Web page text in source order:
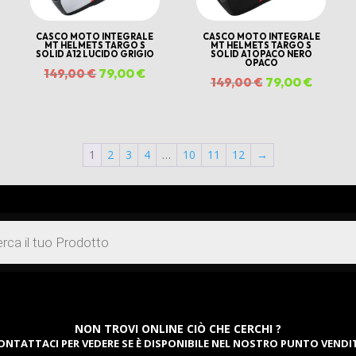
CASCO MOTO INTEGRALE
MT HELMETS TARGO S
SOLID A12 LUCIDO GRIGIO
149,00€Il
149,00 €.
79,00€Il
79,00 €.
CASCO MOTO INTEGRALE
MT HELMETS TARGO S
SOLID A1 OPACO NERO
OPACO
149,00€ Il
era:
149,00 €.
79,00€Il
1 2 3 4 … 10 11 12 →
NON TROVI ONLINE CIÒ CHE CERCHI ?
PER VEDERE SE È DISPONIBILE NEL NOSTRO PUNTO